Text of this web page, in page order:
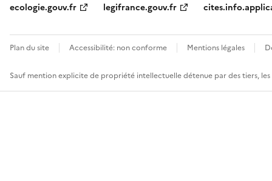
ecologie.gouv.fr
legifrance.gouv.fr
Plan du site Accessibilité: non conforme Mentions légales
Sauf mention explicite de propriété intellectuelle détenue par des tiers,